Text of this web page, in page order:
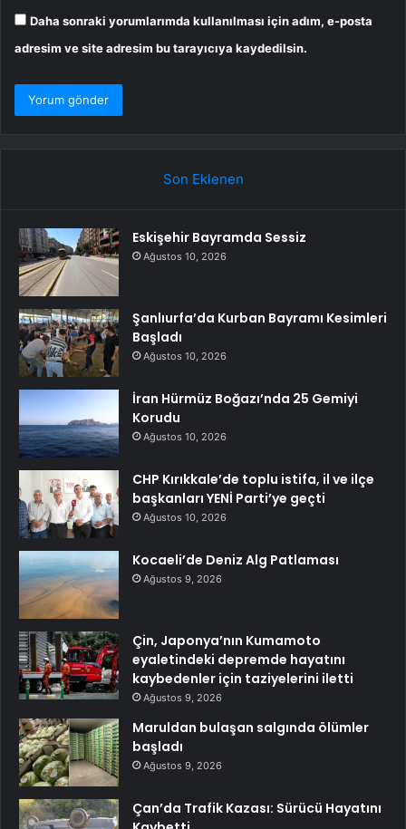
Daha sonraki yorumlarımda kullanılması için adım, e-posta
adresim ve site adresim bu tarayıcıya kaydedilsin.
Son Eklenen
Eskişehir Bayramda Sessiz
Ağustos 10, 2026
Şanlıurfa’da Kurban Bayramı Kesimleri
Başladı
Ağustos 10, 2026
İran Hürmüz Boğazı’nda 25 Gemiyi
Korudu
Ağustos 10, 2026
CHP Kırıkkale’de toplu istifa, il ve ilçe
başkanları YENİ Parti’ye geçti
Ağustos 10, 2026
Kocaeli’de Deniz Alg Patlaması
Ağustos 9, 2026
Çin, Japonya’nın Kumamoto
eyaletindeki depremde hayatını
kaybedenler için taziyelerini iletti
Ağustos 9, 2026
Maruldan bulaşan salgında ölümler
başladı
Ağustos 9, 2026
Çan’da Trafik Kazası: Sürücü Hayatını